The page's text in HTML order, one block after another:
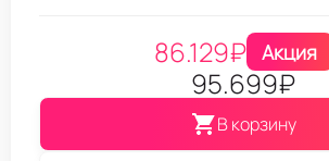
86.129₽ Акция
95.699₽
В корзину